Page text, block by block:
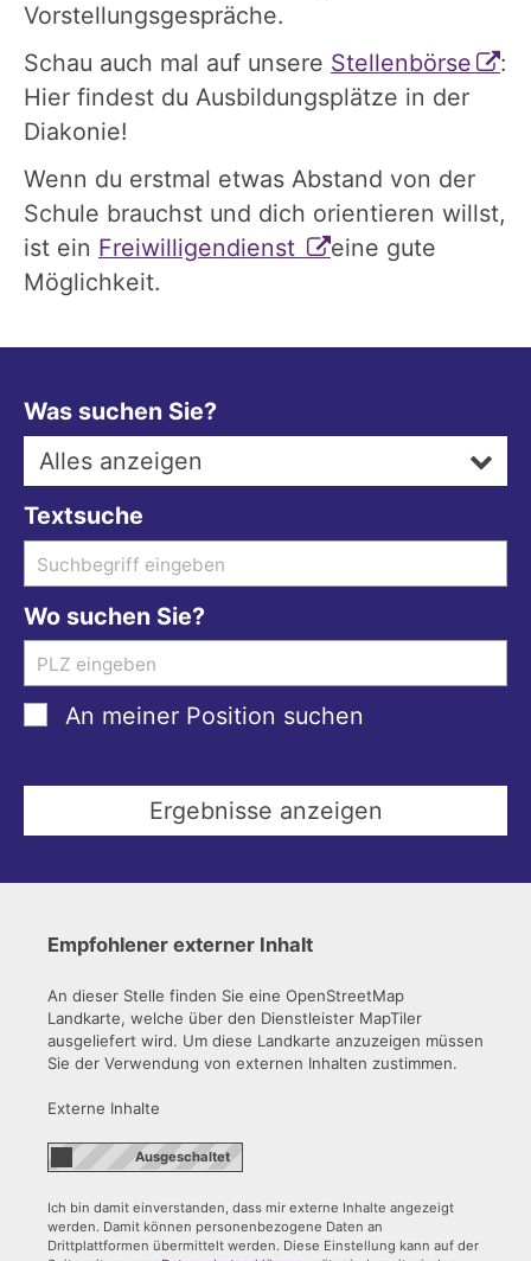
Vorstellungsgespräche.
Schau auch mal auf unsere Stellenbörse
:
Hier findest du Ausbildungsplätze in der
Diakonie!
Wenn du erstmal etwas Abstand von der
Schule brauchst und dich orientieren willst,
ist ein Freiwilligendienst
eine gute
Möglichkeit.
Was suchen Sie?
Alles anzeigen
Textsuche
Wo suchen Sie?
An meiner Position suchen
Empfohlener externer Inhalt
An dieser Stelle finden Sie eine OpenStreetMap
Landkarte, welche über den Dienstleister MapTiler
ausgeliefert wird. Um diese Landkarte anzuzeigen müssen
Sie der Verwendung von externen Inhalten zustimmen.
Externe Inhalte
Ich bin damit einverstanden, dass mir externe Inhalte angezeigt
werden. Damit können personenbezogene Daten an
Drittplattformen übermittelt werden. Diese Einstellung kann auf der